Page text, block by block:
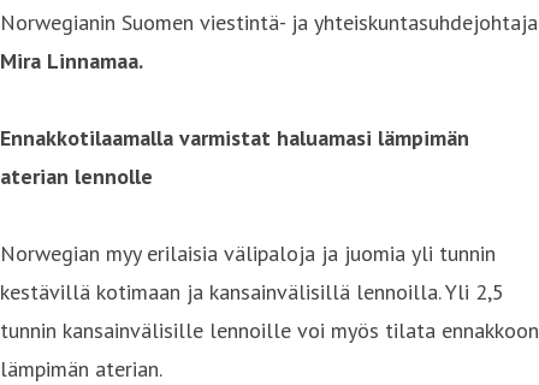
Norwegianin Suomen viestintä- ja yhteiskuntasuhdejohtaja
Mira Linnamaa.
Ennakkotilaamalla varmistat haluamasi lämpimän
aterian lennolle
Norwegian myy erilaisia välipaloja ja juomia yli tunnin
kestävillä kotimaan ja kansainvälisillä lennoilla. Yli 2,5
tunnin kansainvälisille lennoille voi myös tilata ennakkoon
lämpimän aterian.